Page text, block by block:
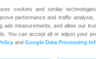
cookies and similar
performance and traffic
ads measurements, and allow our
You can accept all or adjust your
andGoogle Data Processing